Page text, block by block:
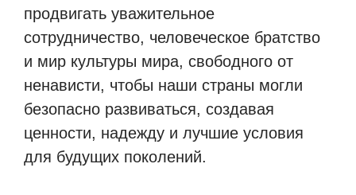
продвигать уважительное
сотрудничество, человеческое братство
и мир культуры мира, свободного от
ненависти, чтобы наши страны могли
безопасно развиваться, создавая
ценности, надежду и лучшие условия
для будущих поколений.